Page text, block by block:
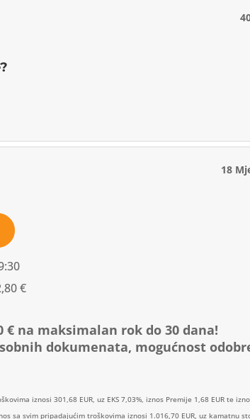
18
€
na maksimalan rok do 30 dana!
dokumenata, mogućnost
iznosi 301,68 EUR, uz EKS 7,03%, iznos Premije 1,68 EUR te
sa svim pripadajućim troškovima iznosi 1.016,70 EUR, uz kamatnu